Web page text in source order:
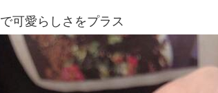
可愛らしさをプラス